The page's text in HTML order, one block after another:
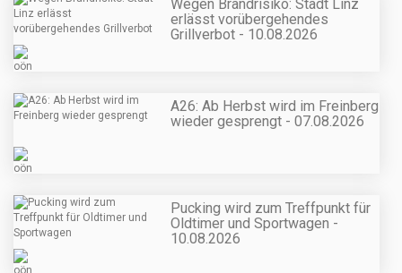
Wegen Brandrisiko: Stadt Linz
erlässt vorübergehendes
Grillverbot - 10.08.2026
A26: Ab Herbst wird im Freinberg
wieder gesprengt - 07.08.2026
Pucking wird zum Treffpunkt für
Oldtimer und Sportwagen -
10.08.2026